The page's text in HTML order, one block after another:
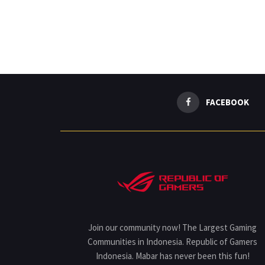
FACEBOOK
Join our community now! The Largest Gaming
Communities in Indonesia. Republic of Gamers
Indonesia. Mabar has never been this fun!